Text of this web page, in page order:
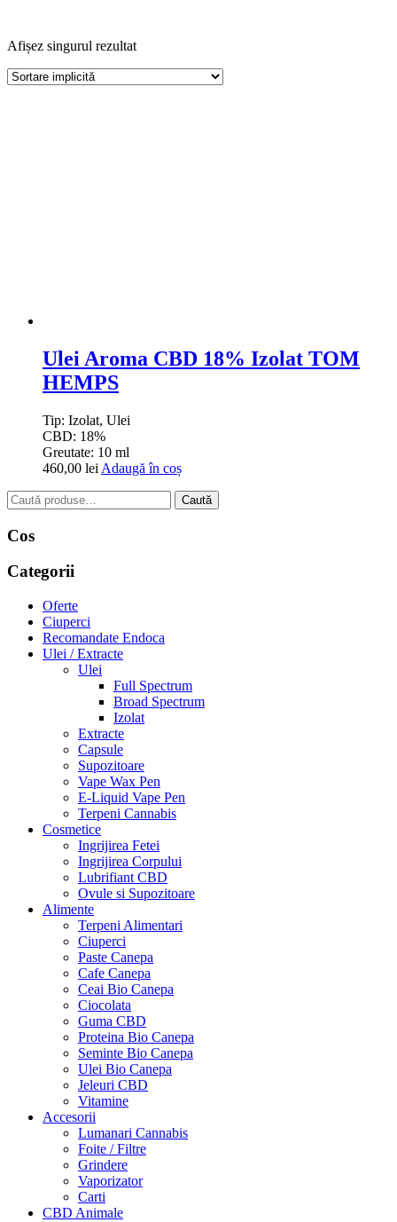
Afișez singurul rezultat
Ulei Aroma CBD 18% Izolat TOM
HEMPS
Tip: Izolat, Ulei
CBD: 18%
Greutate: 10 ml
460,00 lei Adaugă în coș
Caută
după:
Caută
Cos
Categorii
Oferte
Ciuperci
Recomandate Endoca
Ulei / Extracte
Ulei
Full Spectrum
Broad Spectrum
Izolat
Extracte
Capsule
Supozitoare
Vape Wax Pen
E-Liquid Vape Pen
Terpeni Cannabis
Cosmetice
Ingrijirea Fetei
Ingrijirea Corpului
Lubrifiant CBD
Ovule si Supozitoare
Alimente
Terpeni Alimentari
Ciuperci
Paste Canepa
Cafe Canepa
Ceai Bio Canepa
Ciocolata
Guma CBD
Proteina Bio Canepa
Seminte Bio Canepa
Ulei Bio Canepa
Jeleuri CBD
Vitamine
Accesorii
Lumanari Cannabis
Foite / Filtre
Grindere
Vaporizator
Carti
CBD Animale